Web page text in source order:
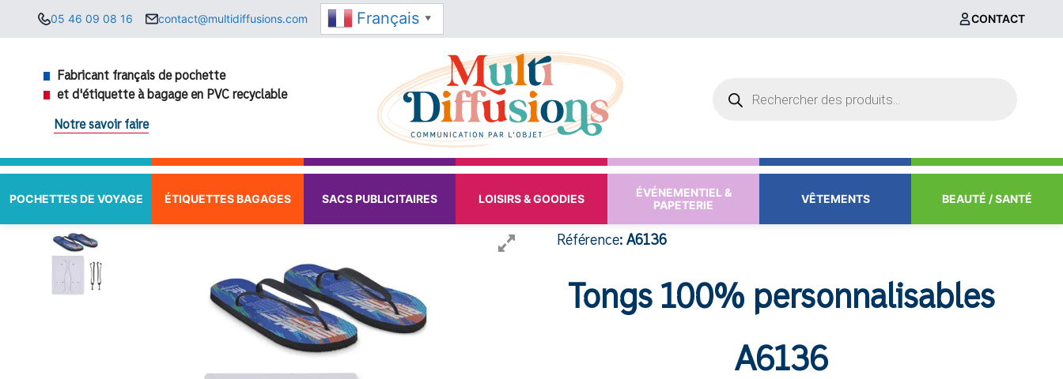
05 46 09 08 16 contact@multidiffusions.com Français ▼ CONTACT
Fabricant français de pochette
et d'étiquette à bagage en PVC recyclable
Notre savoir faire
produits
POCHETTES DE VOYAGE ÉTIQUETTES BAGAGES SACS PUBLICITAIRES LOISIRS & GOODIES
ÉVÉNEMENTIEL &
PAPETERIE
VÊTEMENTS BEAUTÉ / SANTÉ
Référence: A6136
Tongs 100% personnalisables
A6136